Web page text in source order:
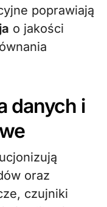
poprawiają
o jakości
danych i
oraz
czujniki